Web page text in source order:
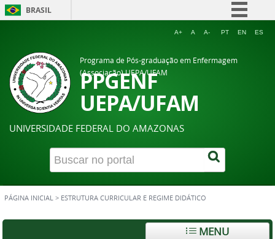
BRASIL
Simplifique!
Legislação
Canais
A+ A A- PT EN ES
Programa de Pós-graduação em Enfermagem
(Associação) UEPA/UFAM
PPGENF
UEPA/UFAM
UNIVERSIDADE FEDERAL DO AMAZONAS
PÁGINA INICIAL > ESTRUTURA CURRICULAR E REGIME DIDÁTICO
MENU